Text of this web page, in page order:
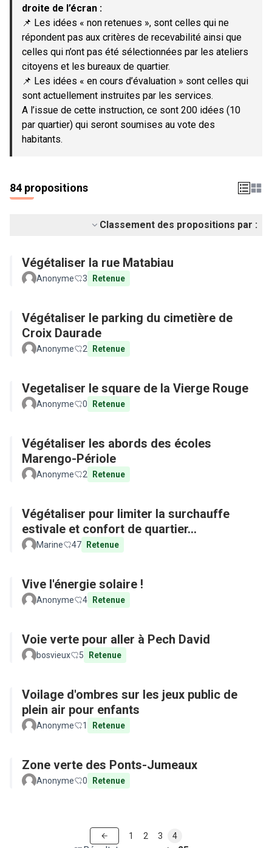
droite de l’écran :
📌 Les idées « non retenues », sont celles qui ne
répondent pas aux critères de recevabilité ainsi que
celles qui n’ont pas été sélectionnées par les ateliers
citoyens et les bureaux de quartier.
📌 Les idées « en cours d’évaluation » sont celles qui
sont actuellement instruites par les services.
A l’issue de cette instruction, ce sont 200 idées (10
par quartier) qui seront soumises au vote des
habitants.
84 propositions
Classement des propositions par :
Végétaliser la rue Matabiau
Anonyme 3 Retenue
Végétaliser le parking du cimetière de
Croix Daurade
Anonyme 2 Retenue
Vegetaliser le square de la Vierge Rouge
Anonyme 0 Retenue
Végétaliser les abords des écoles
Marengo-Périole
Anonyme 2 Retenue
Végétaliser pour limiter la surchauffe
estivale et confort de quartier...
Marine 47 Retenue
Vive l'énergie solaire !
Anonyme 4 Retenue
Voie verte pour aller à Pech David
bosvieux 5 Retenue
Voilage d'ombres sur les jeux public de
plein air pour enfants
Anonyme 1 Retenue
Zone verte des Ponts-Jumeaux
Anonyme 0 Retenue
1 2 3 4